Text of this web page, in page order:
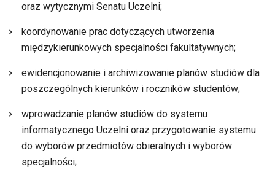
oraz wytycznymi Senatu Uczelni;
koordynowanie prac dotyczących utworzenia
międzykierunkowych specjalności fakultatywnych;
ewidencjonowanie i archiwizowanie planów studiów dla
poszczególnych kierunków i roczników studentów;
wprowadzanie planów studiów do systemu
informatycznego Uczelni oraz przygotowanie systemu
do wyborów przedmiotów obieralnych i wyborów
specjalności;